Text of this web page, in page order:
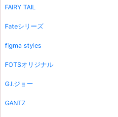
FAIRY TAIL
Fateシリーズ
figma styles
FOTSオリジナル
G.I.ジョー
GANTZ